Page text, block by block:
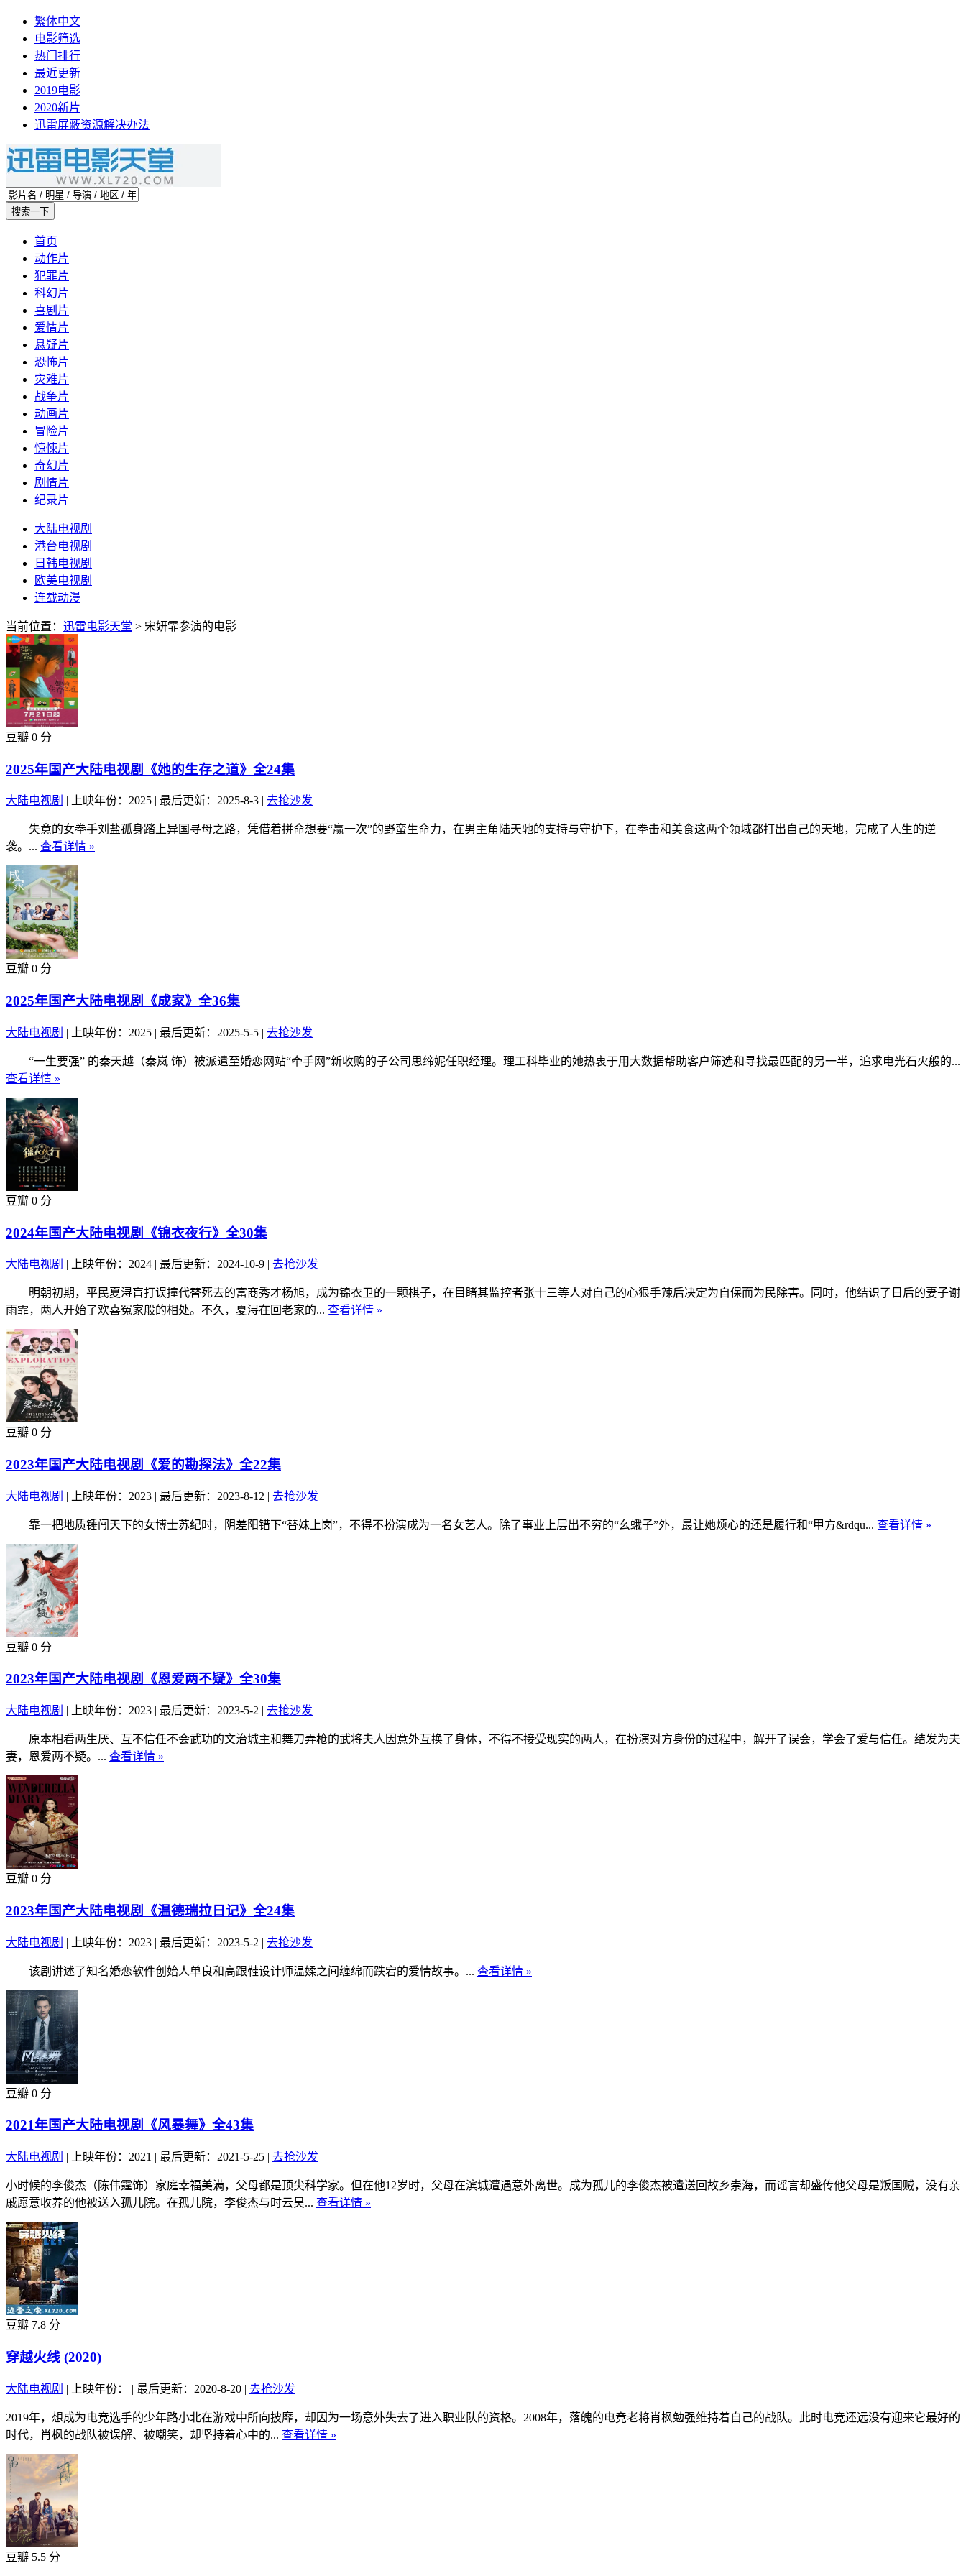
繁体中文
电影筛选
热门排行
最近更新
2019电影
2020新片
迅雷屏蔽资源解决办法
首页
动作片
犯罪片
科幻片
喜剧片
爱情片
悬疑片
恐怖片
灾难片
战争片
动画片
冒险片
惊悚片
奇幻片
剧情片
纪录片
大陆电视剧
港台电视剧
日韩电视剧
欧美电视剧
连载动漫
当前位置： 迅雷电影天堂 > 宋妍霏参演的电影
豆瓣 0 分
2025年国产大陆电视剧《她的生存之道》全24集
大陆电视剧 | 上映年份：2025 | 最后更新：2025-8-3 | 去抢沙发
失意的女拳手刘盐孤身踏上异国寻母之路，凭借着拼命想要“赢一次”的野蛮生命力，在男主角陆天驰的支持与守护下，在拳击和美食这两个领域都打出自己的天地，完成了人生的逆
袭。... 查看详情 »
豆瓣 0 分
2025年国产大陆电视剧《成家》全36集
大陆电视剧 | 上映年份：2025 | 最后更新：2025-5-5 | 去抢沙发
“一生要强” 的秦天越（秦岚 饰）被派遣至婚恋网站“牵手网”新收购的子公司思缔妮任职经理。理工科毕业的她热衷于用大数据帮助客户筛选和寻找最匹配的另一半，追求电光石火般的...
查看详情 »
豆瓣 0 分
2024年国产大陆电视剧《锦衣夜行》全30集
大陆电视剧 | 上映年份：2024 | 最后更新：2024-10-9 | 去抢沙发
明朝初期，平民夏浔盲打误撞代替死去的富商秀才杨旭，成为锦衣卫的一颗棋子，在目睹其监控者张十三等人对自己的心狠手辣后决定为自保而为民除害。同时，他结识了日后的妻子谢
雨霏，两人开始了欢喜冤家般的相处。不久，夏浔在回老家的... 查看详情 »
豆瓣 0 分
2023年国产大陆电视剧《爱的勘探法》全22集
大陆电视剧 | 上映年份：2023 | 最后更新：2023-8-12 | 去抢沙发
靠一把地质锤闯天下的女博士苏纪时，阴差阳错下“替妹上岗”，不得不扮演成为一名女艺人。除了事业上层出不穷的“幺蛾子”外，最让她烦心的还是履行和“甲方&rdqu... 查看详情 »
豆瓣 0 分
2023年国产大陆电视剧《恩爱两不疑》全30集
大陆电视剧 | 上映年份：2023 | 最后更新：2023-5-2 | 去抢沙发
原本相看两生厌、互不信任不会武功的文治城主和舞刀弄枪的武将夫人因意外互换了身体，不得不接受现实的两人，在扮演对方身份的过程中，解开了误会，学会了爱与信任。结发为夫
妻，恩爱两不疑。... 查看详情 »
豆瓣 0 分
2023年国产大陆电视剧《温德瑞拉日记》全24集
大陆电视剧 | 上映年份：2023 | 最后更新：2023-5-2 | 去抢沙发
该剧讲述了知名婚恋软件创始人单良和高跟鞋设计师温媃之间缠绵而跌宕的爱情故事。... 查看详情 »
豆瓣 0 分
2021年国产大陆电视剧《风暴舞》全43集
大陆电视剧 | 上映年份：2021 | 最后更新：2021-5-25 | 去抢沙发
小时候的李俊杰（陈伟霆饰）家庭幸福美满，父母都是顶尖科学家。但在他12岁时，父母在滨城遭遇意外离世。成为孤儿的李俊杰被遣送回故乡崇海，而谣言却盛传他父母是叛国贼，没有亲
戚愿意收养的他被送入孤儿院。在孤儿院，李俊杰与时云昊... 查看详情 »
豆瓣 7.8 分
穿越火线 (2020)
大陆电视剧 | 上映年份： | 最后更新：2020-8-20 | 去抢沙发
2019年，想成为电竞选手的少年路小北在游戏中所向披靡，却因为一场意外失去了进入职业队的资格。2008年，落魄的电竞老将肖枫勉强维持着自己的战队。此时电竞还远没有迎来它最好的
时代，肖枫的战队被误解、被嘲笑，却坚持着心中的... 查看详情 »
豆瓣 5.5 分